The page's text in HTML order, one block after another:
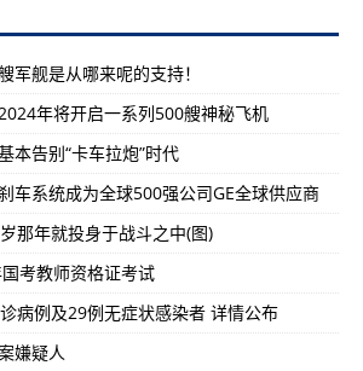
军舰是从哪来呢的支持！
年将开启一系列500艘神秘飞机
本告别“卡车拉炮”时代
车系统成为全球500强公司GE全球供应商
那年就投身于战斗之中(图)
国考教师资格证考试
病例及29例无症状感染者 详情公布
嫌疑人